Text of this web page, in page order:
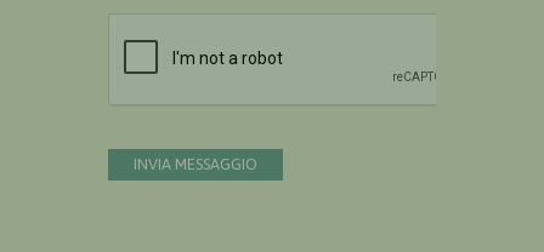
INVIA MESSAGGIO